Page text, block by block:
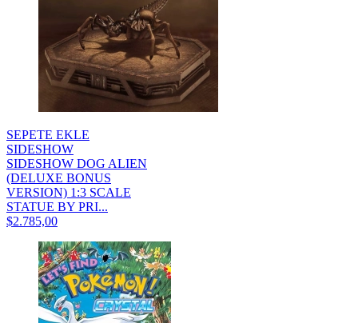
SEPETE EKLE
SIDESHOW
SIDESHOW DOG ALIEN
(DELUXE BONUS
VERSION) 1:3 SCALE
STATUE BY PRI...
$2.785,00